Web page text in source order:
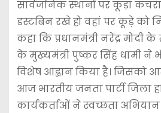
सार्वजनिक स्थानों पर कूड़ा
डस्टबिन रखे हो वहां पर कूड़े को
कहा कि प्रधानमंत्री नरेंद्र मोदी
के मुख्यमंत्री पुष्कर सिंह धामी ने
विशेष आह्वान किया है। जिसको
आज भारतीय जनता पार्टी जिला
कार्यकर्ताओं ने स्वच्छता अभियान